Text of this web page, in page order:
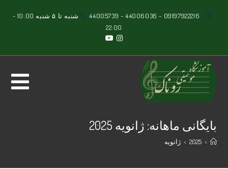
44005739 -44006036 - 09197922216
شنبه تا ۵ شنبه 10:00 -
22:00
بایگانی ماهانه: ژانویه 2025
>
2025
> ژانویه